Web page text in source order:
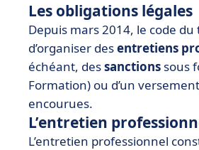
Les obligations légales
Depuis mars 2014, le code
d’organiser desentretiens
échéant, dessanctions sous
Formation) ou d’un
encourues.
L’entretien
L’entretien professionnel